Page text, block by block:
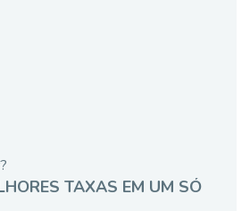
TAXAS EM UM SÓ